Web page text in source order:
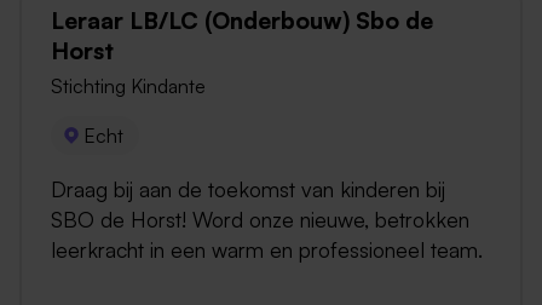
Leraar LB/LC (Onderbouw) Sbo de
Horst
Stichting Kindante
Echt
Draag bij aan de toekomst van kinderen bij
SBO de Horst! Word onze nieuwe, betrokken
leerkracht in een warm en professioneel team.